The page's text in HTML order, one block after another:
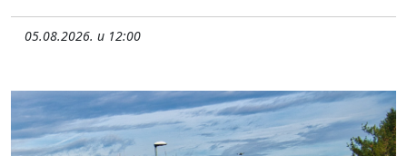
05.08.2026. u 12:00